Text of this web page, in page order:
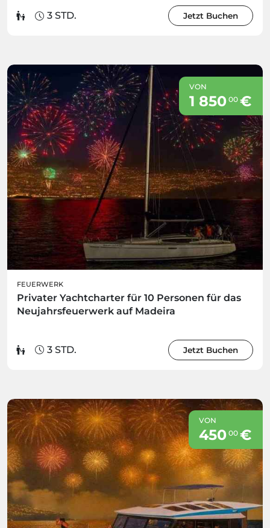
3 STD.
Jetzt Buchen
VON
1 850 00€
FEUERWERK
Privater Yachtcharter für 10 Personen für das
Neujahrsfeuerwerk auf Madeira
3 STD. Jetzt Buchen
VON
450 00€